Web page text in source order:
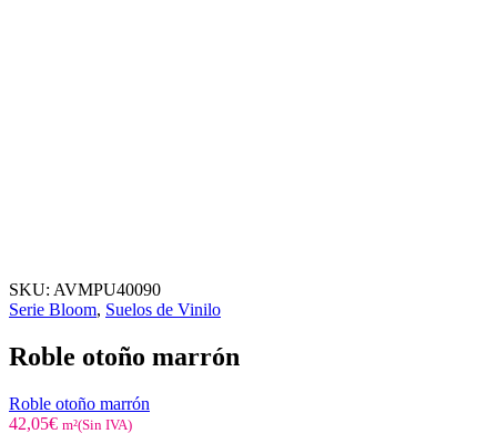
SKU: AVMPU40090
Serie Bloom, Suelos de Vinilo
Roble otoño marrón
Roble otoño marrón
42,05€ m²(Sin IVA)